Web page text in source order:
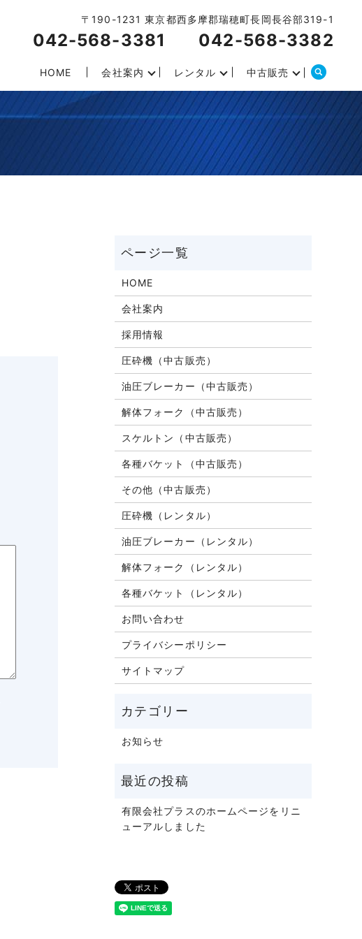
HOME 会社案内 レンタル 中古販売
〒190-1231 東京都西多摩郡瑞穂町長岡長谷部319-1
042-568-3381 042-568-3382
HOME
会社案内
採用情報
圧砕機（中古販売）
油圧ブレーカー（中古販売）
解体フォーク（中古販売）
スケルトン（中古販売）
各種バケット（中古販売）
その他（中古販売）
圧砕機（レンタル）
油圧ブレーカー（レンタル）
解体フォーク（レンタル）
各種バケット（レンタル）
お問い合わせ
プライバシーポリシー
サイトマップ
お知らせ
有限会社プラスのホームページをリニ
ューアルしました